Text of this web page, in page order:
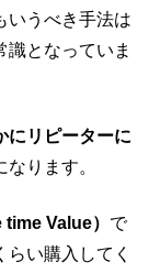
いうべき手法は
識となっていま
にリピーターに
ります。
Value） で
い購入してく